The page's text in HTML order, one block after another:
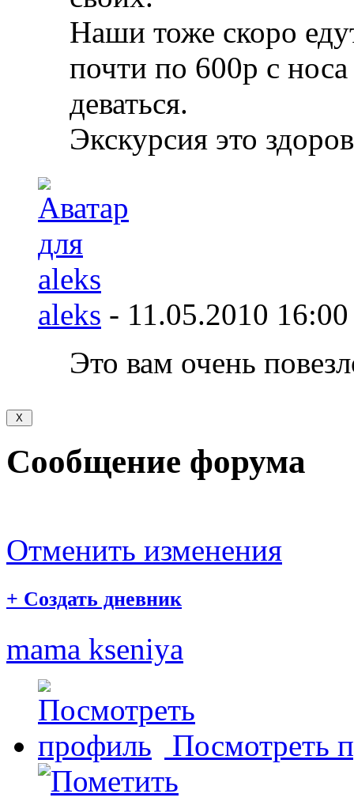
Наши тоже скоро
почти по 600р с
деваться.
Экскурсия это
aleks - 11.05.2010 16:00
Это вам очень
Сообщение форума
Отменить изменения
+ Создать дневник
mama kseniya
Посмотреть